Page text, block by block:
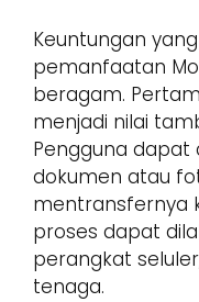
Keuntungan
pemanfaatan
beragam.
menjadi nilai
Pengguna
dokumen atau
mentransfernya
proses dapat
perangkat
tenaga.